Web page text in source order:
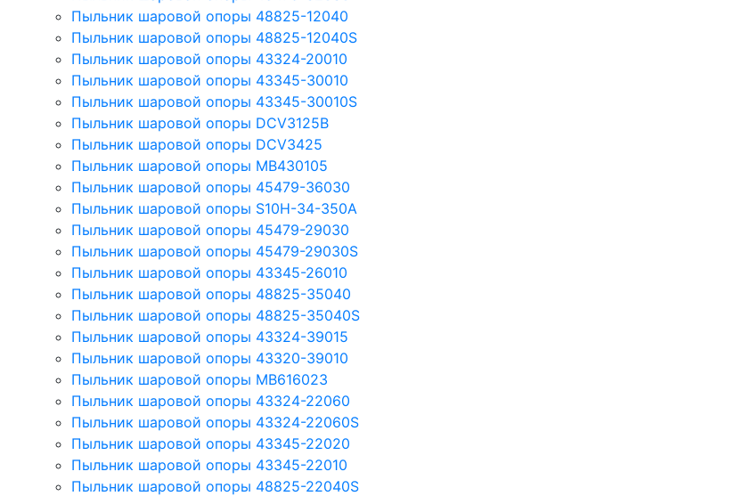
Пыльник шаровой опоры 48825-12040
Пыльник шаровой опоры 48825-12040S
Пыльник шаровой опоры 43324-20010
Пыльник шаровой опоры 43345-30010
Пыльник шаровой опоры 43345-30010S
Пыльник шаровой опоры DCV3125B
Пыльник шаровой опоры DCV3425
Пыльник шаровой опоры MB430105
Пыльник шаровой опоры 45479-36030
Пыльник шаровой опоры S10H-34-350A
Пыльник шаровой опоры 45479-29030
Пыльник шаровой опоры 45479-29030S
Пыльник шаровой опоры 43345-26010
Пыльник шаровой опоры 48825-35040
Пыльник шаровой опоры 48825-35040S
Пыльник шаровой опоры 43324-39015
Пыльник шаровой опоры 43320-39010
Пыльник шаровой опоры MB616023
Пыльник шаровой опоры 43324-22060
Пыльник шаровой опоры 43324-22060S
Пыльник шаровой опоры 43345-22020
Пыльник шаровой опоры 43345-22010
Пыльник шаровой опоры 48825-22040S